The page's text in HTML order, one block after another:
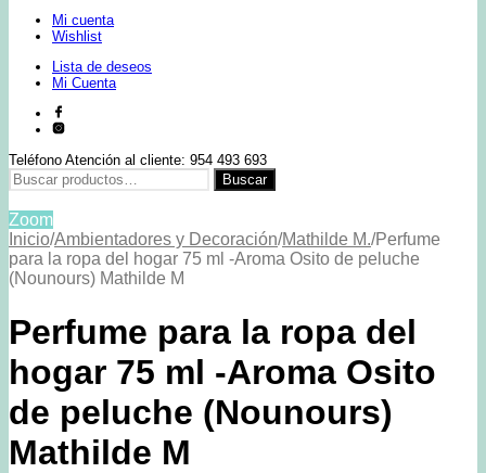
Mi cuenta
Wishlist
Lista de deseos
Mi Cuenta
Teléfono Atención al cliente: 954 493 693
Buscar
por:
Buscar
Zoom
Inicio/Ambientadores y Decoración/Mathilde M./Perfume
para la ropa del hogar 75 ml -Aroma Osito de peluche
(Nounours) Mathilde M
Perfume para la ropa del
hogar 75 ml -Aroma Osito
de peluche (Nounours)
Mathilde M